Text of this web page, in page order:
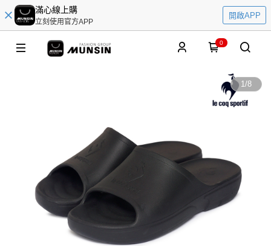
滿心線上購
立刻使用官方APP
開啟APP
0
1/8